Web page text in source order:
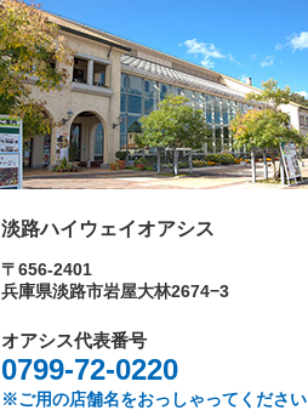
淡路ハイウェイオアシス
〒656-2401
兵庫県淡路市岩屋大林2674−3
オアシス代表番号
0799-72-0220
※ご用の店舗名をおっしゃってください